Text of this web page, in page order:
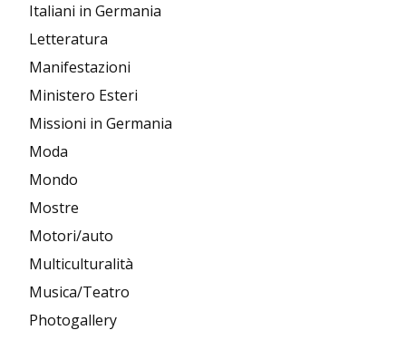
Italiani in Germania
Letteratura
Manifestazioni
Ministero Esteri
Missioni in Germania
Moda
Mondo
Mostre
Motori/auto
Multiculturalità
Musica/Teatro
Photogallery